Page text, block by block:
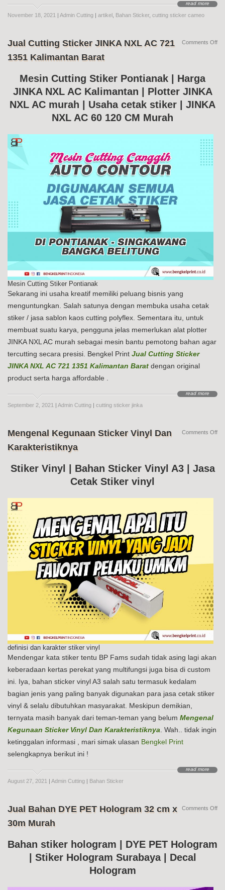
read more
November 18, 2021 | Admin Cutting | artikel Bahan Sticker, cutting sticker cameo
Jual Cutting Sticker JINKA NXL AC 721
1351 Kalimantan Barat
Mesin Cutting Stiker Pontianak | Harga
JINKA NXL AC Kalimantan | Plotter JINKA
NXL AC murah | Usaha cetak stiker | JINKA
NXL AC 60 120 CM Murah
Mesin Cutting Stiker Pontianak
Sekarang ini usaha kreatif memiliki peluang bisnis yang
menguntungkan. Salah satunya dengan membuka usaha cetak
stiker / jasa sablon kaos cutting polyflex. Sementara itu, untuk
membuat suatu karya, pengguna jelas memerlukan alat plotter
JINKA NXL AC murah sebagai mesin bantu pemotong bahan agar
tercutting secara presisi. Bengkel Print Jual Cutting Sticker
JINKA NXL AC 721 1351 Kalimantan Barat dengan original
product serta harga affordable .
read more
September 2, 2021 Admin Cutting cutting sticker jinka
Comments Offon
Mengenal Kegunaan Sticker Vinyl Dan
Karakteristiknya
Stiker Vinyl | Bahan Sticker Vinyl A3 | Jasa
Cetak Stiker vinyl
definisi dan karakter stiker vinyl
Mendengar kata stiker tentu BP Fams sudah tidak asing lagi akan
keberadaan kertas perekat yang multifungsi juga bisa di custom
ini. Iya, bahan sticker vinyl A3 salah satu termasuk kedalam
bagian jenis yang paling banyak digunakan para jasa cetak stiker
vinyl & selalu dibutuhkan masyarakat. Meskipun demikian,
ternyata masih banyak dari teman-teman yang belum Mengenal
Kegunaan Sticker Vinyl Dan Karakteristiknya. Wah.. tidak ingin
ketinggalan informasi , mari simak ulasan Bengkel Print
selengkapnya berikut ini !
read more
August 27, 2021 Admin Cutting Bahan Sticker
Comments Offon
Jual Bahan DYE PET Hologram 32 cm x
30m Murah
Bahan stiker hologram | DYE PET Hologram
| Stiker Hologram Surabaya | Decal
Hologram
Comments Offon